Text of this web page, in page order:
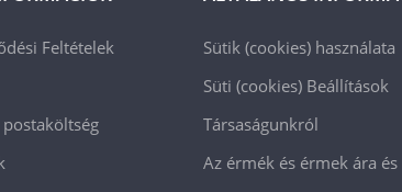
Feltételek
Sütik (cookies) használata
Süti (cookies) Beállítások
Társaságunkról
Az érmék és érmek ára